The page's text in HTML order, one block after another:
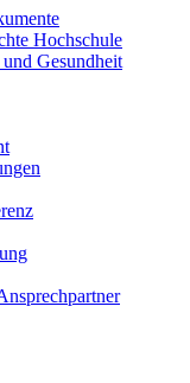
Hochschule
Gesundheit